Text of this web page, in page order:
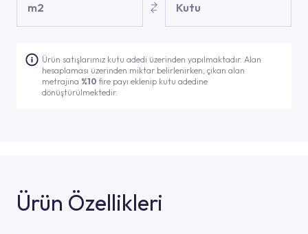
m2 Kutu
Ürün satışlarımız kutu adedi üzerinden yapılmaktadır. Alan
hesaplaması üzerinden miktar belirlenirken, çıkan alan
metrajına %10fire payı eklenip kutu adedine
dönüştürülmektedir.
Ürün Özellikleri